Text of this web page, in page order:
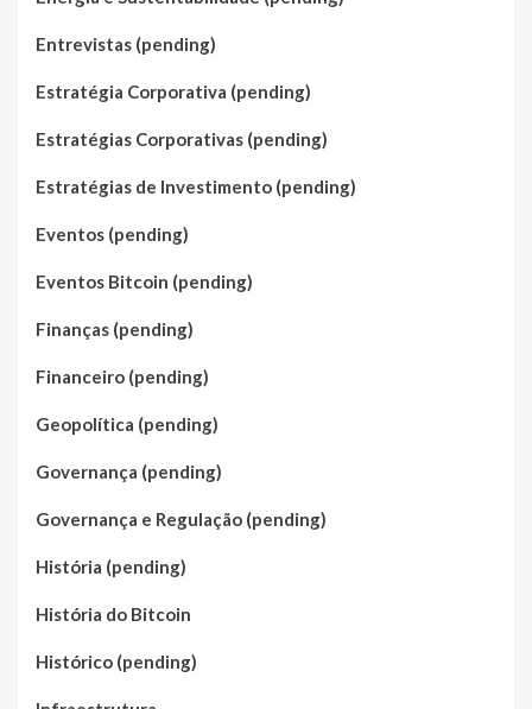
Entrevistas (pending)
Estratégia Corporativa (pending)
Estratégias Corporativas (pending)
Estratégias de Investimento (pending)
Eventos (pending)
Eventos Bitcoin (pending)
Finanças (pending)
Financeiro (pending)
Geopolítica (pending)
Governança (pending)
Governança e Regulação (pending)
História (pending)
História do Bitcoin
Histórico (pending)